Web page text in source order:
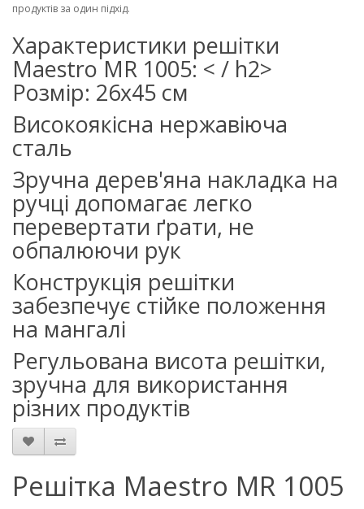
продуктів за один підхід.
Характеристики решітки
Maestro MR 1005: < / h2>
Розмір: 26х45 см
Високоякісна нержавіюча
сталь
Зручна дерев'яна накладка на
ручці допомагає легко
перевертати ґрати, не
обпалюючи рук
Конструкція решітки
забезпечує стійке положення
на мангалі
Регульована висота решітки,
зручна для використання
різних продуктів
Решітка Maestro MR 1005